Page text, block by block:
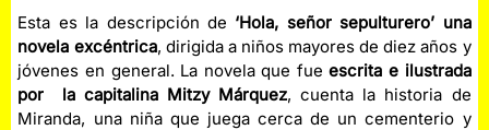
Esta es la descripción de ‘Hola, señor sepulturero’ una
novela excéntrica, dirigida a niños mayores de diez años y
jóvenes en general. La novela que fueescrita e ilustrada
por la capitalina Mitzy Márquez, cuenta la historia de
Miranda, una niña que juega cerca de un cementerio y